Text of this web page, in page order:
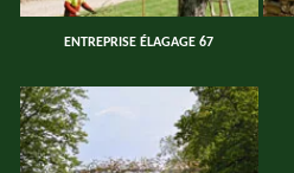
ENTREPRISE ÉLAGAGE 67